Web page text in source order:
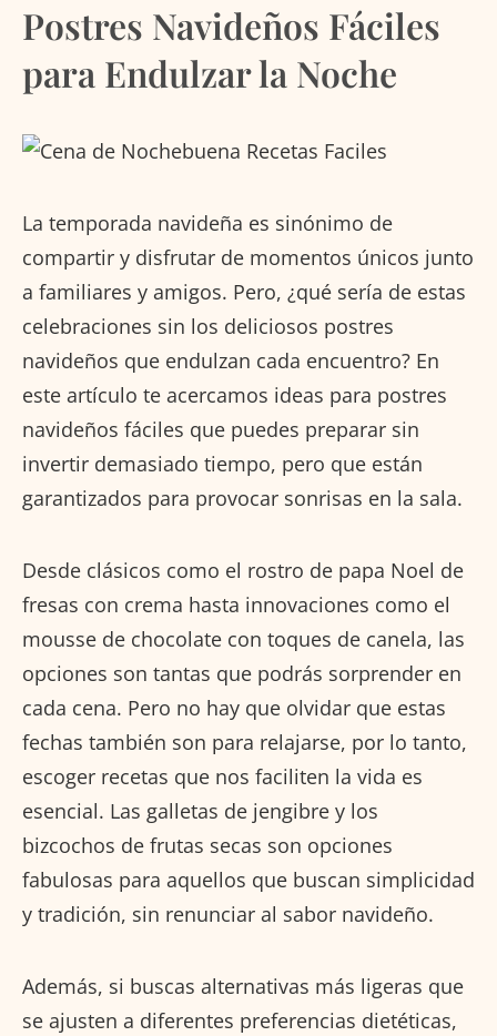
Postres Navideños Fáciles
para Endulzar la Noche
La temporada navideña es sinónimo de
compartir y disfrutar de momentos únicos junto
a familiares y amigos. Pero, ¿qué sería de estas
celebraciones sin los deliciosos postres
navideños que endulzan cada encuentro? En
este artículo te acercamos ideas para postres
navideños fáciles que puedes preparar sin
invertir demasiado tiempo, pero que están
garantizados para provocar sonrisas en la sala.
Desde clásicos como el rostro de papa Noel de
fresas con crema hasta innovaciones como el
mousse de chocolate con toques de canela, las
opciones son tantas que podrás sorprender en
cada cena. Pero no hay que olvidar que estas
fechas también son para relajarse, por lo tanto,
escoger recetas que nos faciliten la vida es
esencial. Las galletas de jengibre y los
bizcochos de frutas secas son opciones
fabulosas para aquellos que buscan simplicidad
y tradición, sin renunciar al sabor navideño.
Además, si buscas alternativas más ligeras que
se ajusten a diferentes preferencias dietéticas,